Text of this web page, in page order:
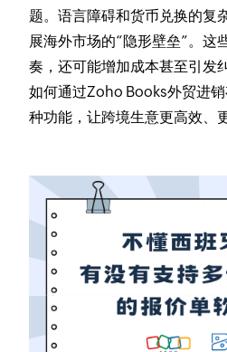
题。语言障碍和货币兑换的复
展海外市场的“隐形壁垒”。这
奏，还可能增加成本甚至引发
如何通过Zoho Books外贸进
种功能，让跨境生意更高效、